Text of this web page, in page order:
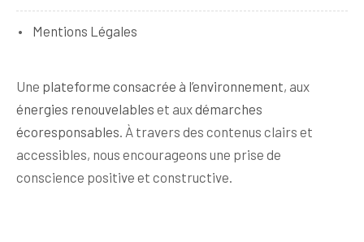
Mentions Légales
Une plateforme consacrée à l’environnement, aux
énergies renouvelables et auxdémarches
écoresponsables . À travers des contenus clairs et
accessibles, nous encourageons une prise de
conscience positive et constructive.